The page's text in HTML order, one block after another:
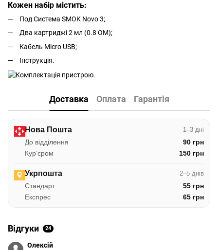
Кожен набір містить:
Под Система SMOK Novo 3;
Два картриджі 2 мл (0.8 ОМ);
Кабель Micro USB;
Інструкція.
Доставка Оплата Гарантія
Нова Пошта 1–3 дні
До відділення
90 грн
Курʼєром
150 грн
Укрпошта 2–5 днів
Стандарт
55 грн
Експрес
65 грн
Відгуки 24
Олексій